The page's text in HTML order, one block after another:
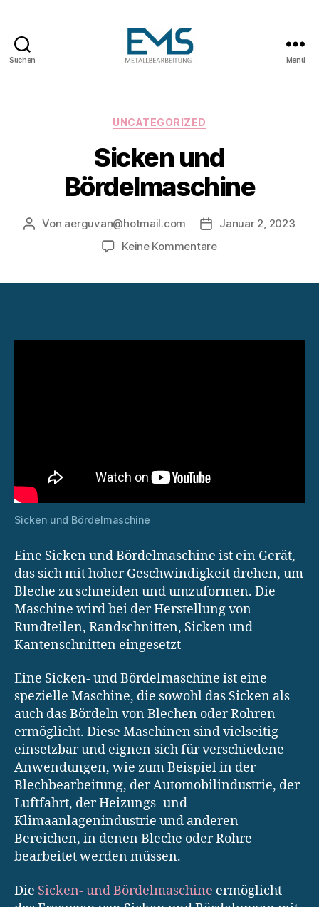
Suchen Menü
Kategorien
UNCATEGORIZED
Sicken und
Bördelmaschine
Beitragsautor
Von aerguvan@hotmail.com
Januar 2, 2023
Keine Kommentarezu
Sicken und Bördelmaschine
Eine Sicken und Bördelmaschine ist ein Gerät,
das sich mit hoher Geschwindigkeit drehen, um
Bleche zu schneiden und umzuformen. Die
Maschine wird bei der Herstellung von
Rundteilen, Randschnitten, Sicken und
Kantenschnitten eingesetzt
Eine Sicken- und Bördelmaschine ist eine
spezielle Maschine, die sowohl das Sicken als
auch das Bördeln von Blechen oder Rohren
ermöglicht. Diese Maschinen sind vielseitig
einsetzbar und eignen sich für verschiedene
Anwendungen, wie zum Beispiel in der
Blechbearbeitung, der Automobilindustrie, der
Luftfahrt, der Heizungs- und
Klimaanlagenindustrie und anderen
Bereichen, in denen Bleche oder Rohre
bearbeitet werden müssen.
Die Sicken- und Bördelmaschine ermöglicht